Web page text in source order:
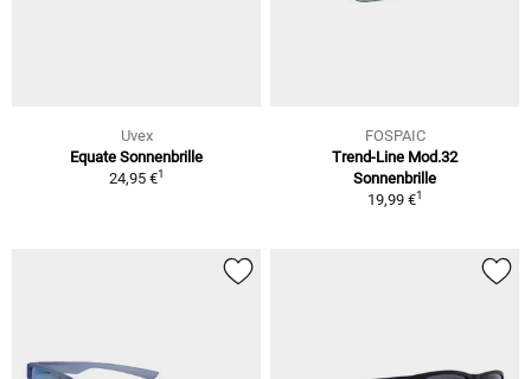
Uvex
Equate Sonnenbrille
24,95 €1
FOSPAIC
Trend-Line Mod.32
Sonnenbrille
19,99 €1